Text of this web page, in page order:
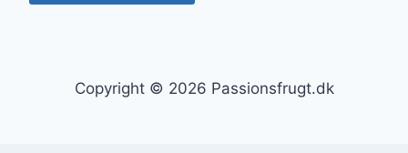
Copyright © 2026 Passionsfrugt.dk